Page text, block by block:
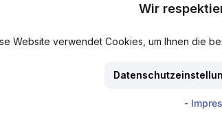
in geselliger Runde, Darguner Pilsener ist der
bestellen und echtes Pilsener-
Wir
Website verwendet Cookies, um Ihnen die
-